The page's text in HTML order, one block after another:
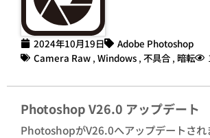
2024年10月19日
Adobe Photoshop
Camera Raw , Windows , 不具合 , 暗転
Photoshop V26.0 アップデート
PhotoshopがV26.0へアップデートされ